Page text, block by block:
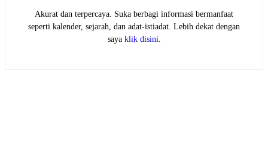
Akurat dan terpercaya. Suka berbagi informasi bermanfaat
seperti kalender, sejarah, dan adat-istiadat. Lebih dekat dengan
saya klik disini.